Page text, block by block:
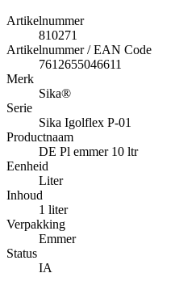
Artikelnummer
810271
Artikelnummer / EAN Code
7612655046611
Merk
Sika®
Serie
Sika Igolflex P-01
Productnaam
DE Pl emmer 10 ltr
Eenheid
Liter
Inhoud
1 liter
Verpakking
Emmer
Status
IA